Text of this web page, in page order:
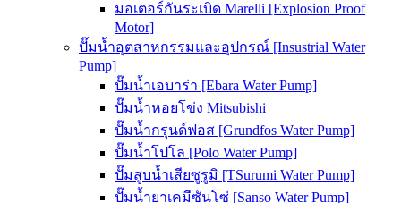
มอเตอร์กันระเบิด Marelli [Explosion Proof
Motor]
ปั๊มน้ำอุตสาหกรรมและอุปกรณ์ [Insustrial Water
Pump]
ปั๊มน้ำเอบาร่า [Ebara Water Pump]
ปั๊มน้ำหอยโข่ง Mitsubishi
ปั๊มน้ำกรุนด์ฟอส [Grundfos Water Pump]
ปั๊มน้ำโปโล [Polo Water Pump]
ปั๊มสูบน้ำเสียซูรูมิ [TSurumi Water Pump]
ปั๊มน้ำยาเคมีซันโซ่ [Sanso Water Pump]